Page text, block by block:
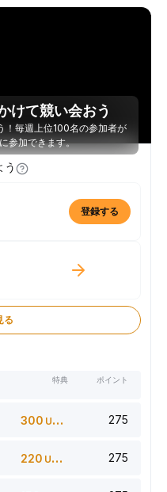
けて競い会おう
！毎週上位100名の参加者が
参加できます。
う
登録する
る
特典 ポイント
300 USDT 275
220 USDT 275